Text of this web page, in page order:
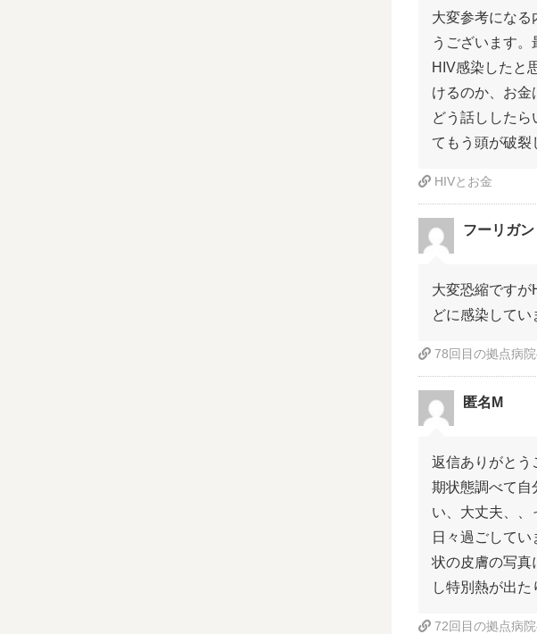
大変参考になる
うございます
HIV感染したと
けるのか、お金
どう話ししたら
てもう頭が破裂
HIVとお金
フーリガン
大変恐縮ですが
どに感染してい
78回目の拠点病
匿名M
返信ありがとう
期状態調べて自
い、大丈夫、、
日々過ごして
状の皮膚の写真
し特別熱が出た
72回目の拠点病